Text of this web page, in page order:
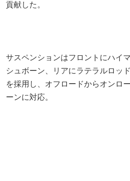
貢献した。
サスペンションはフロントにハイ
シュボーン、リアにラテラルロッ
を採用し、オフロードからオンロ
ーンに対応。